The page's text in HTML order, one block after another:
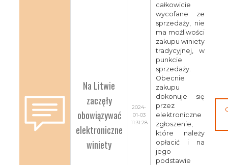
Na Litwie
zaczęły
obowiązywać
elektroniczne
winiety
2024-
01-03
11:31:28
całkowicie
wycofane ze
sprzedaży, nie
ma możliwości
zakupu winiety
tradycyjnej, w
punkcie
sprzedaży.
Obecnie
zakupu
dokonuje się
przez
elektroniczne
zgłoszenie,
które należy
opłacić i na
jego
podstawie